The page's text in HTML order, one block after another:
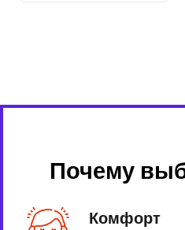
Почему
Комфорт